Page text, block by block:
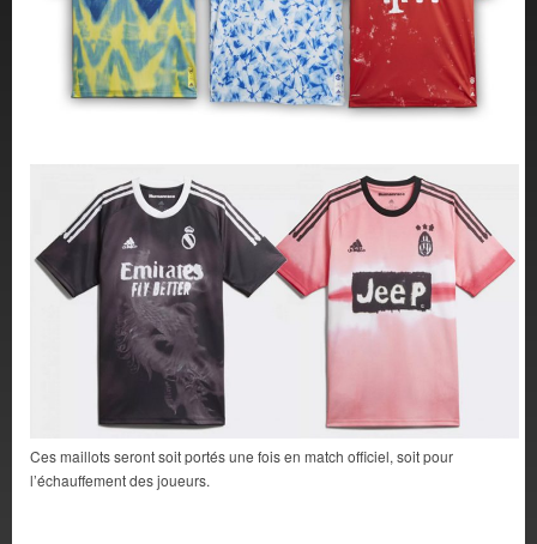
Ces maillots seront soit portés une fois en match officiel, soit pour
l’échauffement des joueurs.